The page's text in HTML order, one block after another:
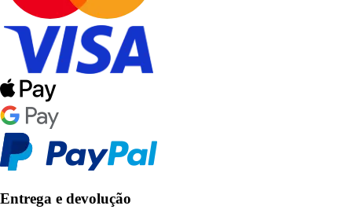
Entrega e devolução